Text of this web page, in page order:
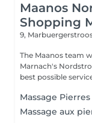
Maanos
Shopping
9,
The Maanos team
Marnach's
best possible
Massage
Massage aux